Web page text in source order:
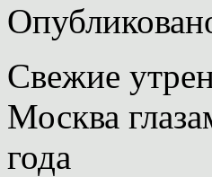
Свежие
Москва
года